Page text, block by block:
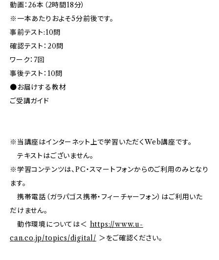
動画：26本（2時間18分）
※一本あたりおよそ5分前後です。
事前テスト:10問
確認テスト：20問
ワーク：7回
事後テスト：10問
●お届けする教材
ご受講ガイド
※当講座はインターネット上で学習いただくWeb講座です。
テキストはございません。
※学習コンテンツは、PC・スマートフォンからのご利用のみとなり
ます。
携帯電話（ガラパゴス携帯・フィーチャーフォン）はご利用いた
だけません。
動作環境については＜ https://www.u-
can.co.jp/topics/digital/ ＞をご確認ください。